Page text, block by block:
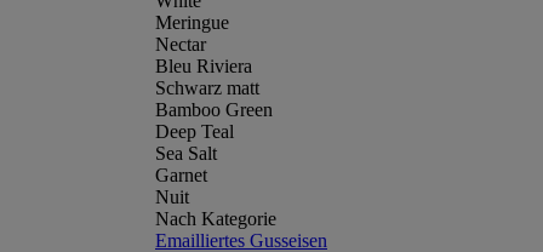
Meringue
Nectar
Bleu Riviera
Schwarz matt
Bamboo Green
Deep Teal
Sea Salt
Garnet
Nuit
Nach Kategorie
Emailliertes Gusseisen